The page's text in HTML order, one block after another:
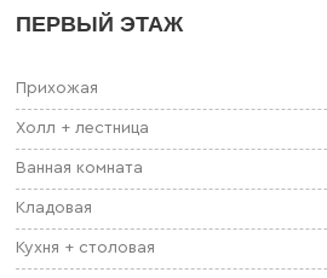
ПЕРВЫЙ ЭТАЖ
Прихожая
Холл + лестница
Ванная комната
Кладовая
Кухня + столовая